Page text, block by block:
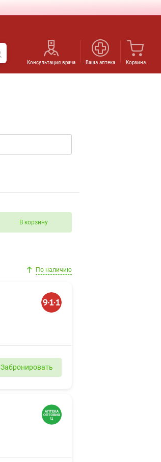
Консультация врача Ваша аптека Корзина
В корзину
По наличию
Забронировать